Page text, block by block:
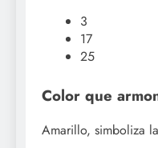
3
17
25
Color que
Amarillo, simboliza